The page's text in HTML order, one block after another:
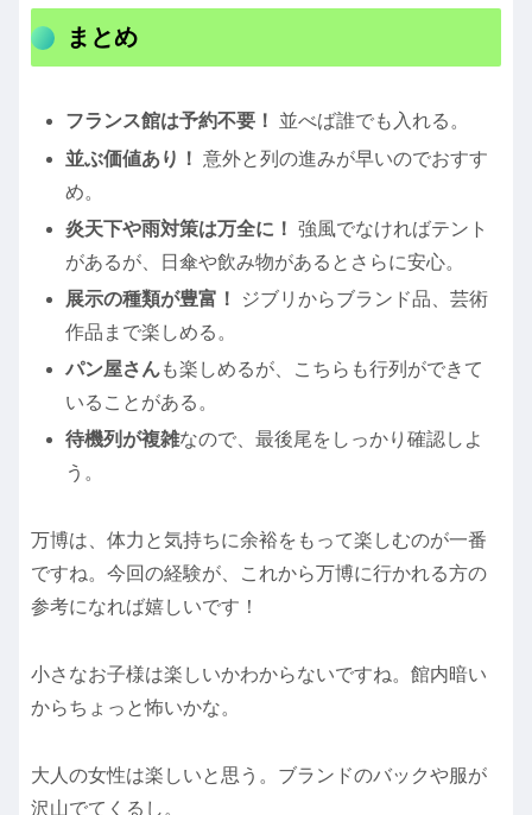
まとめ
フランス館は予約不要！
並べば誰でも入れる。
並ぶ価値あり！ 意外と列の進みが早いのでおすす
め。
炎天下や雨対策は万全に！ 強風でなければテント
があるが、日傘や飲み物があるとさらに安心。
展示の種類が豊富！
ジブリからブランド品、芸術
作品まで楽しめる。
パン屋さんも楽しめるが、こちらも行列ができて
いることがある。
待機列が複雑なので、最後尾をしっかり確認しよ
う。
万博は、体力と気持ちに余裕をもって楽しむのが一番
ですね。今回の経験が、これから万博に行かれる方の
参考になれば嬉しいです！
小さなお子様は楽しいかわからないですね。館内暗い
からちょっと怖いかな。
大人の女性は楽しいと思う。ブランドのバックや服が
沢山でてくるし。